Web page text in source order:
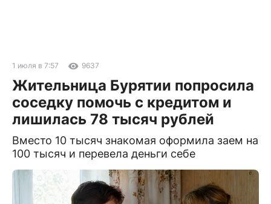
1 июля в 7:57 9637
Жительница Бурятии попросила
соседку помочь с кредитом и
лишилась 78 тысяч рублей
Вместо 10 тысяч знакомая оформила заем на
100 тысяч и перевела деньги себе